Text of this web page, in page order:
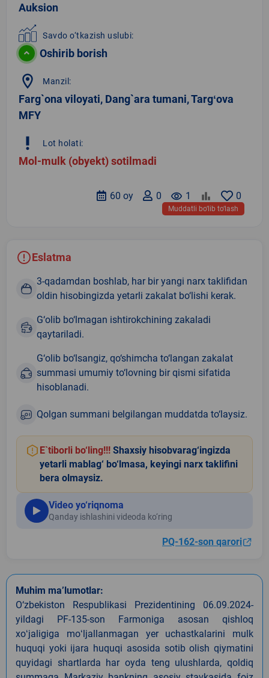
Auksion
Savdo o‘tkazish uslubi:
Oshirib borish
location_on Manzil:
Farg`ona viloyati, Dang`ara tumani, Targʻova
MFY
priority_high Lot holati:
Mol-mulk (obyekt) sotilmadi
0
remove_red_eye 1
0
60 oy
Muddatli bo‘lib to‘lash
Eslatma
3-qadamdan boshlab, har bir yangi narx taklifidan
oldin hisobingizda yetarli zakalat bo‘lishi kerak.
G‘olib bo‘lmagan ishtirokchining zakaladi
qaytariladi.
G‘olib bo‘lsangiz, qo‘shimcha to‘langan zakalat
summasi umumiy to‘lovning bir qismi sifatida
hisoblanadi.
Qolgan summani belgilangan muddatda to‘laysiz.
E`tiborli bo‘ling!!! Shaxsiy hisobvarag‘ingizda
yetarli mablag‘ bo‘lmasa, keyingi narx taklifini
bera olmaysiz.
Video yo‘riqnoma
Qanday ishlashini videoda ko‘ring
PQ-162-son qarori
Muhim ma’lumotlar:
O‘zbekiston Respublikasi Prezidentining 06.09.2024-
yildagi PF-135-son Farmoniga asosan qishloq
xoʻjaligiga moʻljallanmagan yer uchastkalarini mulk
huquqi yoki ijara huquqi asosida sotib olish qiymatini
quyidagi shartlarda har oyda teng ulushlarda, qoldiq